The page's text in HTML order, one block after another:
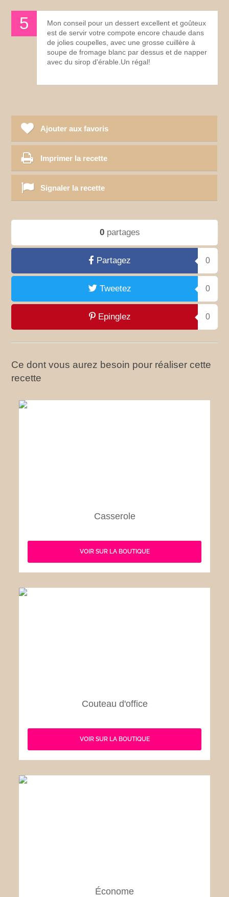
Mon conseil pour un dessert excellent et goûteux
est de servir votre compote encore chaude dans
de jolies coupelles, avec une grosse cuillère à
soupe de fromage blanc par dessus et de napper
avec du sirop d'érable.Un régal!
Ajouter aux favoris
Imprimer la recette
Signaler la recette
0partages
Partagez 0
Tweetez 0
Epinglez 0
Ce dont vous aurez besoin pour réaliser cette
recette
Casserole
VOIR SUR LA BOUTIQUE
Couteau d'office
VOIR SUR LA BOUTIQUE
Économe